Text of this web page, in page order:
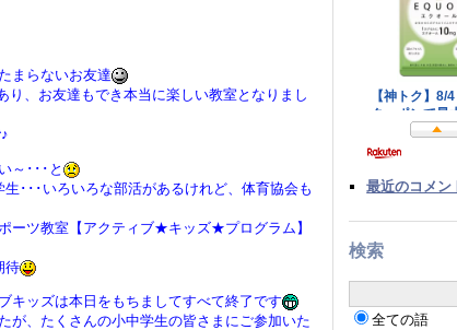
まらないお友達
り、お友達もでき本当に楽しい教室となりまし
～･･･と
･･･いろいろな部活があるけれど、体育協会も
ーツ教室【アクティブ★キッズ★プログラム】
待
キッズは本日をもちましてすべて終了です
が、たくさんの小中学生の皆さまにご参加いた
最近のコメン
検索
全ての語